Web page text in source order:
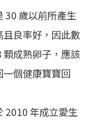
30 歲以前所產生
良率好，因此數
顆成熟卵子，應該
個健康寶寶回
2010 年成立愛生